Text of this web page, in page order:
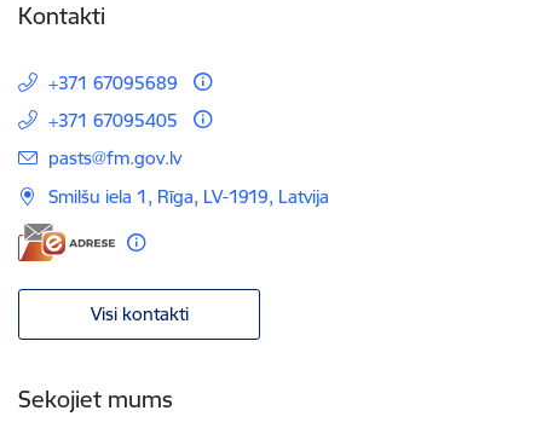
Kontakti
+371 67095689
+371 67095405
E-pasts:
pasts@fm.gov.lv
Smilšu iela 1, Rīga, LV-1919, Latvija
Visi kontakti
Sekojiet mums